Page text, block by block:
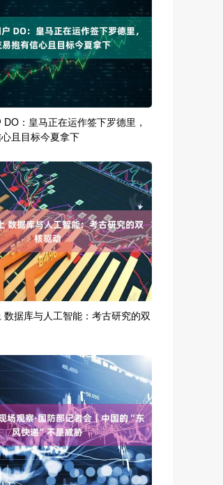
：皇马正在运作签下罗德里，
且目标今夏拿下
数据库与人工智能：考古研究的双